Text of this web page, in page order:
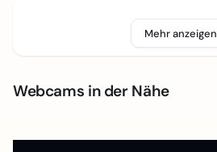
Mehr anzeigen
Webcams in der Nähe